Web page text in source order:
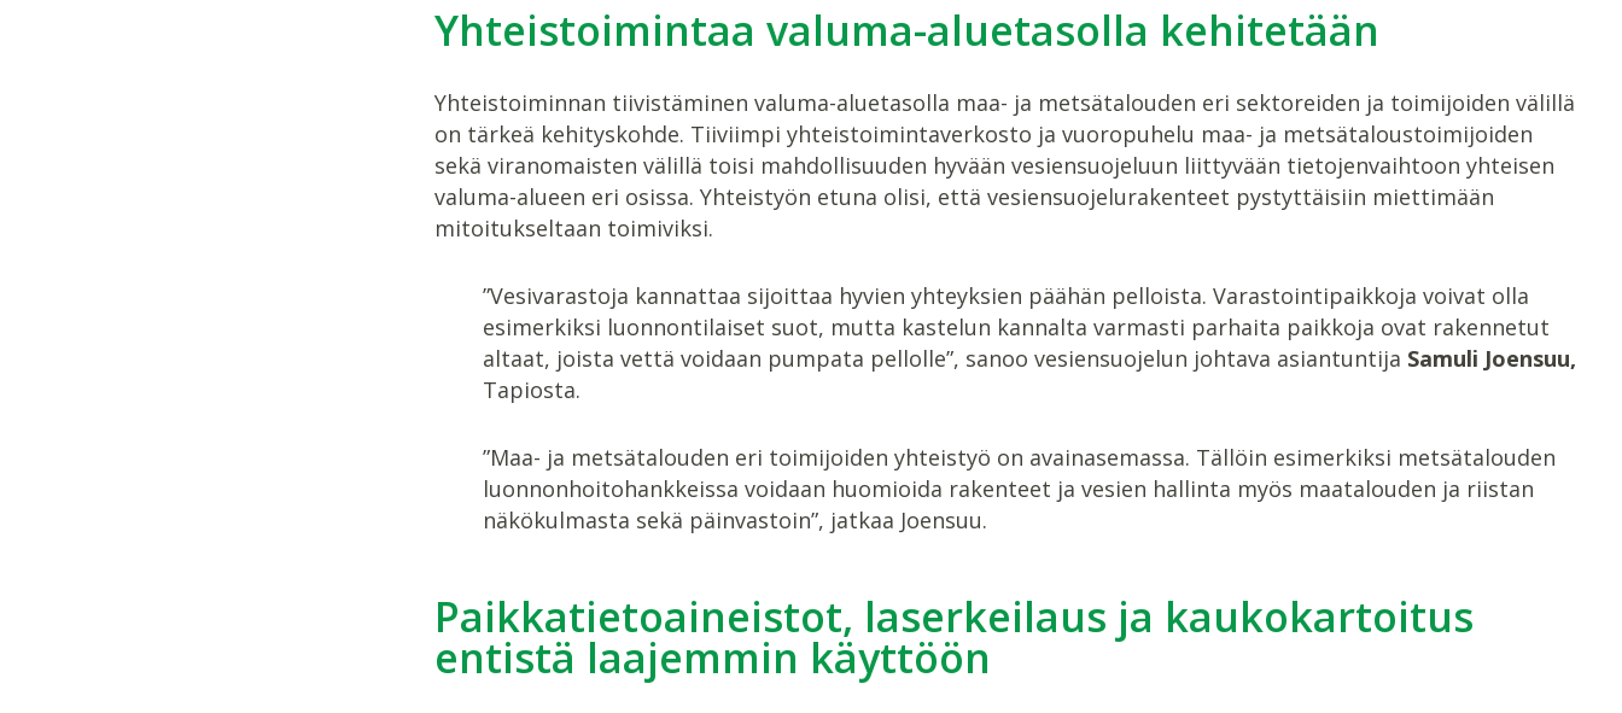
Yhteistoimintaa valuma-aluetasolla kehitetään
Yhteistoiminnan tiivistäminen valuma-aluetasolla maa- ja metsätalouden eri sektoreiden ja toimijoiden välillä
on tärkeä kehityskohde. Tiiviimpi yhteistoimintaverkosto ja vuoropuhelu maa- ja metsätaloustoimijoiden
sekä viranomaisten välillä toisi mahdollisuuden hyvään vesiensuojeluun liittyvään tietojenvaihtoon yhteisen
valuma-alueen eri osissa. Yhteistyön etuna olisi, että vesiensuojelurakenteet pystyttäisiin miettimään
mitoitukseltaan toimiviksi.
”Vesivarastoja kannattaa sijoittaa hyvien yhteyksien päähän pelloista. Varastointipaikkoja voivat olla
esimerkiksi luonnontilaiset suot, mutta kastelun kannalta varmasti parhaita paikkoja ovat rakennetut
altaat, joista vettä voidaan pumpata pellolle”, sanoo vesiensuojelun johtava asiantuntija Samuli Joensuu,
Tapiosta.
”Maa- ja metsätalouden eri toimijoiden yhteistyö on avainasemassa. Tällöin esimerkiksi metsätalouden
luonnonhoitohankkeissa voidaan huomioida rakenteet ja vesien hallinta myös maatalouden ja riistan
näkökulmasta sekä päinvastoin”, jatkaa Joensuu.
Paikkatietoaineistot, laserkeilaus ja kaukokartoitus
entistä laajemmin käyttöön